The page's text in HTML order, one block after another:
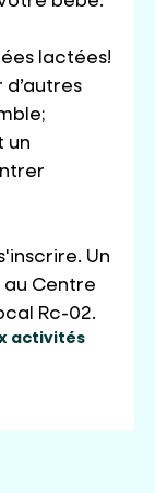
lactées!
un
Un
au Centre
Rc-02.
activités